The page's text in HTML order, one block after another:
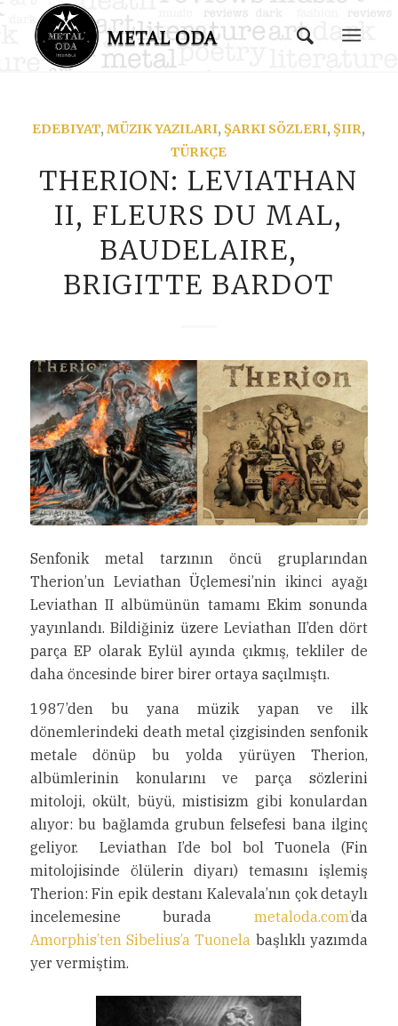
EDEBIYAT,MÜZIK YAZILARI,ŞARKI SÖZLERI,ŞIIR,
TÜRKÇE
THERION: LEVIATHAN
II, FLEURS DU MAL,
BAUDELAIRE,
BRIGITTE BARDOT
Senfonik metal tarzının öncü gruplarından
Therion’un Leviathan Üçlemesi’nin ikinci ayağı
Leviathan II albümünün tamamı Ekim sonunda
yayınlandı. Bildiğiniz üzere Leviathan II’den dört
parça EP olarak Eylül ayında çıkmış, tekliler de
daha öncesinde birer birer ortaya saçılmıştı.
1987’den bu yana müzik yapan ve ilk
dönemlerindeki death metal çizgisinden senfonik
metale dönüp bu yolda yürüyen Therion,
albümlerinin konularını ve parça sözlerini
mitoloji, okült, büyü, mistisizm gibi konulardan
alıyor: bu bağlamda grubun felsefesi bana ilginç
geliyor. Leviathan I’de bol bol Tuonela (Fin
mitolojisinde ölülerin diyarı) temasını işlemiş
Therion: Fin epik destanı Kalevala’nın çok detaylı
incelemesine buradametaloda.com’da
Amorphis’ten Sibelius’a Tuonela başlıklı yazımda
yer vermiştim.